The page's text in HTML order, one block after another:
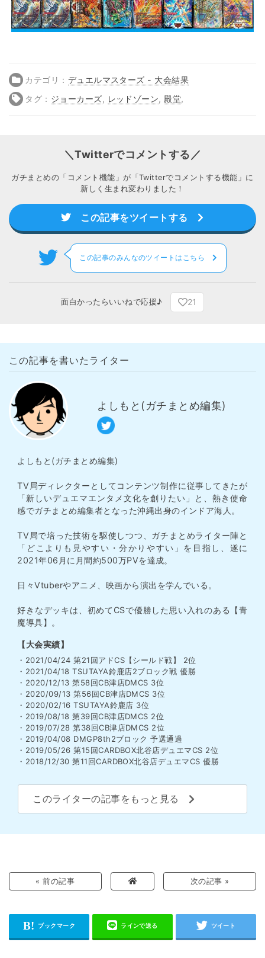
カテゴリ： デュエルマスターズ - 大会結果
タグ： ジョーカーズ, レッドゾーン, 殿堂,
＼Twitterでコメントする／
ガチまとめの「コメント機能」が「Twitterでコメントする機能」に
新しく生まれ変わりました！
この記事をツイートする
この記事のみんなのツイートはこちら
面白かったらいいねで応援♪ 21
この記事を書いたライター
よしもと(ガチまとめ編集)
よしもと(ガチまとめ編集)
TV局ディレクターとしてコンテンツ制作に従事してきたが
「新しいデュエマエンタメ文化を創りたい」と、熱き使命
感でガチまとめ編集者となった沖縄出身のインドア海人。
TV局で培った技術を駆使しつつ、ガチまとめライター陣と
「どこよりも見やすい・分かりやすい」を目指し、遂に
2021年06月に月間約500万PVを達成。
日々Vtuberやアニメ、映画から演出を学んでいる。
好きなデッキは、初めてCSで優勝した思い入れのある【青
魔導具】。
【大会実績】
・2021/04/24 第21回アドCS【シールド戦】 2位
・2021/04/18 TSUTAYA鈴鹿店2ブロック戦 優勝
・2020/12/13 第58回CB津店DMCS 3位
・2020/09/13 第56回CB津店DMCS 3位
・2020/02/16 TSUTAYA鈴鹿店 3位
・2019/08/18 第39回CB津店DMCS 2位
・2019/07/28 第38回CB津店DMCS 2位
・2019/04/08 DMGP8th2ブロック 予選通過
・2019/05/26 第15回CARDBOX北谷店デュエマCS 2位
・2018/12/30 第11回CARDBOX北谷店デュエマCS 優勝
このライターの記事をもっと見る
« 前の記事 次の記事 »